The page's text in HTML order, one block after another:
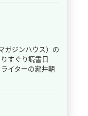
ガジンハウス）の
すぐり読書日
イターの瀧井朝